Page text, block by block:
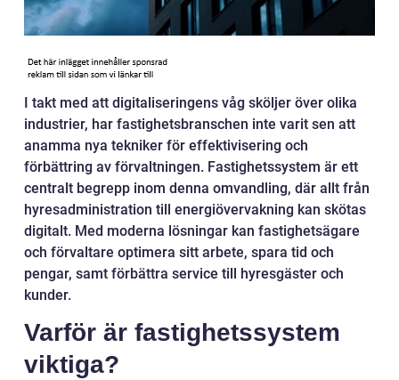
I takt med att digitaliseringens våg sköljer över olika
industrier, har fastighetsbranschen inte varit sen att
anamma nya tekniker för effektivisering och
förbättring av förvaltningen. Fastighetssystem är ett
centralt begrepp inom denna omvandling, där allt från
hyresadministration till energiövervakning kan skötas
digitalt. Med moderna lösningar kan fastighetsägare
och förvaltare optimera sitt arbete, spara tid och
pengar, samt förbättra service till hyresgäster och
kunder.
Varför är fastighetssystem
viktiga?